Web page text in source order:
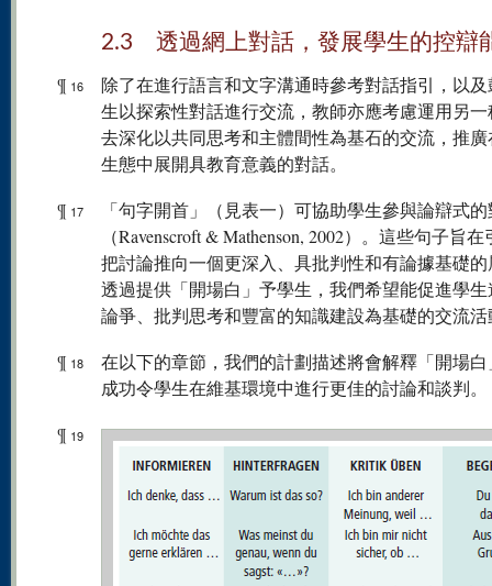
2.3 透過網上對話，發展學生的控辯
¶ 16
除了在進行語言和文字溝通時參考對話指引，以
生以探索性對話進行交流，教師亦應考慮運用另
去深化以共同思考和主體間性為基石的交流，推
生態中展開具教育意義的對話。
¶ 17
「句字開首」（見表一）可協助學生參與論辯式
（Ravenscroft & Mathenson, 2002）。這些句子旨
把討論推向一個更深入、具批判性和有論據基礎
透過提供「開場白」予學生，我們希望能促進學
論爭、批判思考和豐富的知識建設為基礎的交流活
¶ 18
在以下的章節，我們的計劃描述將會解釋「開場
成功令學生在維基環境中進行更佳的討論和談判。
¶ 19